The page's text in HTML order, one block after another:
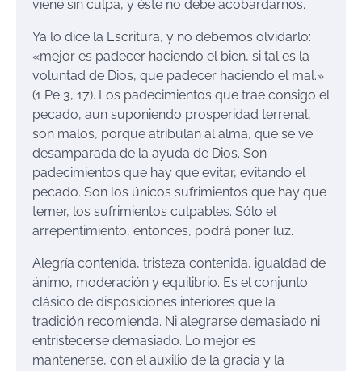
viene sin culpa, y éste no debe acobardarnos.
Ya lo dice la Escritura, y no debemos olvidarlo:
«mejor es padecer haciendo el bien, si tal es la
voluntad de Dios, que padecer haciendo el mal.»
(1 Pe 3, 17). Los padecimientos que trae consigo el
pecado, aun suponiendo prosperidad terrenal,
son malos, porque atribulan al alma, que se ve
desamparada de la ayuda de Dios. Son
padecimientos que hay que evitar, evitando el
pecado. Son los únicos sufrimientos que hay que
temer, los sufrimientos culpables. Sólo el
arrepentimiento, entonces, podrá poner luz.
Alegría contenida, tristeza contenida, igualdad de
ánimo, moderación y equilibrio. Es el conjunto
clásico de disposiciones interiores que la
tradición recomienda. Ni alegrarse demasiado ni
entristecerse demasiado. Lo mejor es
mantenerse, con el auxilio de la gracia y la